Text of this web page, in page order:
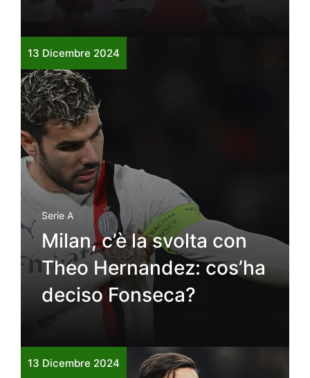
13 Dicembre 2024
Serie A
Milan, c’è la svolta con
Theo Hernandez: cos’ha
deciso Fonseca?
13 Dicembre 2024